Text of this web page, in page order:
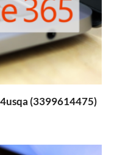
(3399614475)